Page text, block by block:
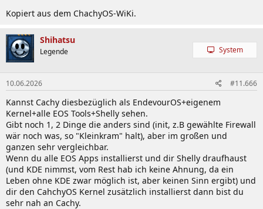
Kopiert aus dem ChachyOS-WiKi.
Shihatsu
Legende System
10.06.2026 #11.666
Kannst Cachy diesbezüglich als EndevourOS+eigenem
Kernel+alle EOS Tools+Shelly sehen.
Gibt noch 1, 2 Dinge die anders sind (init, z.B gewählte Firewall
wär noch was, so "Kleinkram" halt), aber im großen und
ganzen sehr vergleichbar.
Wenn du alle EOS Apps installierst und dir Shelly draufhaust
(und KDE nimmst, vom Rest hab ich keine Ahnung, da ein
Leben ohne KDE zwar möglich ist, aber keinen Sinn ergibt) und
dir den CahchyOS Kernel zusätzlich installierst dann bist du
sehr nah an Cachy.